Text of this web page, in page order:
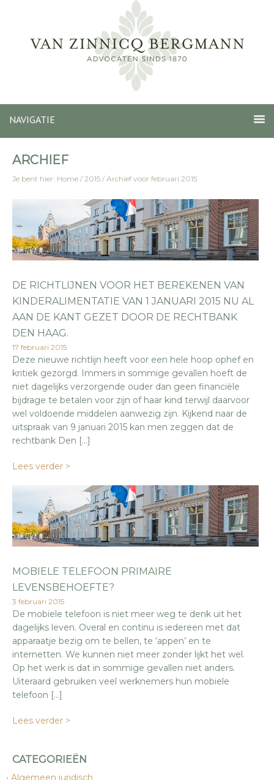
NAVIGATIE
ARCHIEF
Je bent hier: Home / 2015 / Archief voor februari 2015
DE RICHTLIJNEN VOOR HET BEREKENEN VAN
KINDERALIMENTATIE VAN 1 JANUARI 2015 NU AL
AAN DE KANT GEZET DOOR DE RECHTBANK
DEN HAAG.
17 februari 2015
Deze nieuwe richtlijn heeft voor een hele hoop ophef en
kritiek gezorgd. Immers in sommige gevallen hoeft de
niet dagelijks verzorgende ouder dan geen financiële
bijdrage te betalen voor zijn of haar kind terwijl daarvoor
wel voldoende middelen aanwezig zijn. Kijkend naar de
uitspraak van 9 januari 2015 kan men zeggen dat de
rechtbank Den […]
Lees verder >
MOBIELE TELEFOON PRIMAIRE
LEVENSBEHOEFTE?
3 februari 2015
De mobiele telefoon is niet meer weg te denk uit het
dagelijks leven. Overal en continu is iedereen met dat
apparaatje bezig om te bellen, te ‘appen’ en te
internetten. We kunnen niet meer zonder lijkt het wel.
Op het werk is dat in sommige gevallen niet anders.
Uiteraard gebruiken veel werknemers hun mobiele
telefoon […]
Lees verder >
CATEGORIEËN
Algemeen juridisch